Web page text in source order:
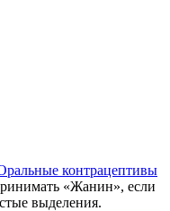
контрацептивы
«Жанин», если
выделения.